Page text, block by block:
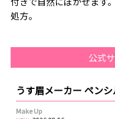
処方。
公式
うす眉メーカー ペン
Make Up